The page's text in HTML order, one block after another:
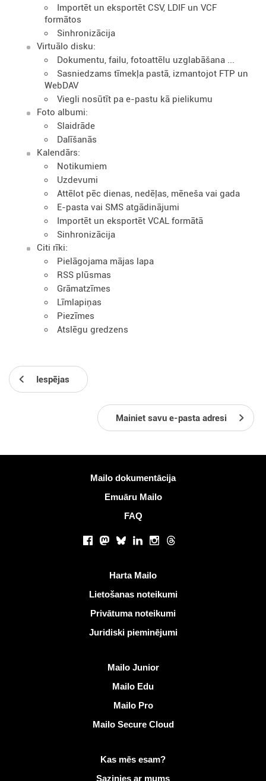
Importēt un eksportēt CSV, LDIF un VCF
formātos
Sinhronizācija
Virtuālo disku:
Dokumentu, failu, fotoattēlu uzglabāšana ...
Sasniedzams tīmekļa pastā, izmantojot FTP un
WebDAV
Viegli nosūtīt pa e-pastu kā pielikumu
Foto albumi:
Slaidrāde
Dalīšanās
Kalendārs:
Notikumiem
Uzdevumi
Attēlot pēc dienas, nedēļas, mēneša vai gada
E-pasta vai SMS atgādinājumi
Importēt un eksportēt VCAL formātā
Sinhronizācija
Citi rīki:
Pielāgojama mājas lapa
RSS plūsmas
Grāmatzīmes
Līmlapiņas
Piezīmes
Atslēgu gredzens
Iespējas
Mainiet savu e-pasta adresi
Mailo dokumentācija
Emuāru Mailo
FAQ
Facebook
Mastodon
BlueskyLinkedInInstagram
Threads
Harta Mailo
Lietošanas noteikumi
Privātuma noteikumi
Juridiski pieminējumi
Mailo Junior
Mailo Edu
Mailo Pro
Mailo Secure Cloud
Vairāk informācijas vietnē Mailo
Kas mēs esam?
Sazinies ar mums